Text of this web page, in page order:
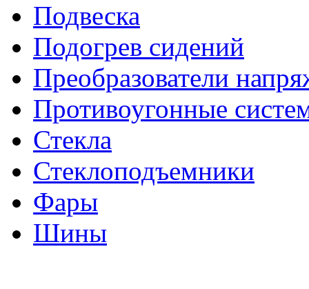
Подвеска
Подогрев сидений
Преобразователи
Противоугонные
Стекла
Стеклоподъемники
Фары
Шины